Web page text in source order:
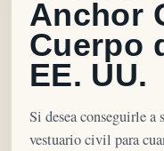
Anchor
Cuerpo
EE. UU.
Si desea conseguirle a
vestuario civil para